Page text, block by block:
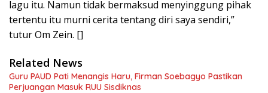
lagu itu. Namun tidak bermaksud menyinggung pihak
tertentu itu murni cerita tentang diri saya sendiri,”
tutur Om Zein. []
Related News
Guru PAUD Pati Menangis Haru, Firman Soebagyo Pastikan
Perjuangan Masuk RUU Sisdiknas